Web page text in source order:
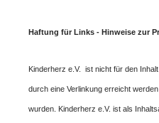
Haftung für Links - Hinweise zur
Kinderherz e.V. ist nicht für den
durch eine Verlinkung erreicht
wurden. Kinderherz e.V. ist als